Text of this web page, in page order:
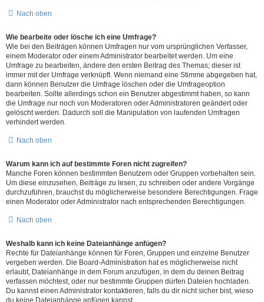
Nach oben
Wie bearbeite oder lösche ich eine Umfrage?
Wie bei den Beiträgen können Umfragen nur vom ursprünglichen Verfasser,
einem Moderator oder einem Administrator bearbeitet werden. Um eine
Umfrage zu bearbeiten, ändere den ersten Beitrag des Themas; dieser ist
immer mit der Umfrage verknüpft. Wenn niemand eine Stimme abgegeben hat,
dann können Benutzer die Umfrage löschen oder die Umfrageoption
bearbeiten. Sollte allerdings schon ein Benutzer abgestimmt haben, so kann
die Umfrage nur noch von Moderatoren oder Administratoren geändert oder
gelöscht werden. Dadurch soll die Manipulation von laufenden Umfragen
verhindert werden.
Nach oben
Warum kann ich auf bestimmte Foren nicht zugreifen?
Manche Foren können bestimmten Benutzern oder Gruppen vorbehalten sein.
Um diese einzusehen, Beiträge zu lesen, zu schreiben oder andere Vorgänge
durchzuführen, brauchst du möglicherweise besondere Berechtigungen. Frage
einen Moderator oder Administrator nach entsprechenden Berechtigungen.
Nach oben
Weshalb kann ich keine Dateianhänge anfügen?
Rechte für Dateianhänge können für Foren, Gruppen und einzelne Benutzer
vergeben werden. Die Board-Administration hat es möglicherweise nicht
erlaubt, Dateianhänge in dem Forum anzufügen, in dem du deinen Beitrag
verfassen möchtest, oder nur bestimmte Gruppen dürfen Dateien hochladen.
Du kannst einen Administrator kontaktieren, falls du dir nicht sicher bist, wieso
du keine Dateianhänge anfügen kannst.